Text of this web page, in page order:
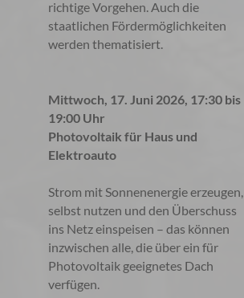
richtige Vorgehen. Auch die
staatlichen Fördermöglichkeiten
werden thematisiert.
Mittwoch, 17. Juni 2026, 17:30 bis
19:00 Uhr
Photovoltaik für Haus und
Elektroauto
Strom mit Sonnenenergie erzeugen,
selbst nutzen und den Überschuss
ins Netz einspeisen – das können
inzwischen alle, die über ein für
Photovoltaik geeignetes Dach
verfügen.